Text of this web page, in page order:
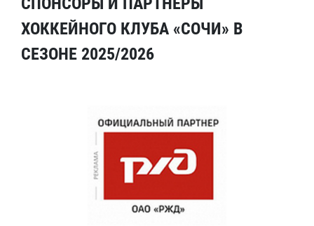
ХОККЕЙНОГО КЛУБА «СОЧИ» В
СЕЗОНЕ 2025/2026